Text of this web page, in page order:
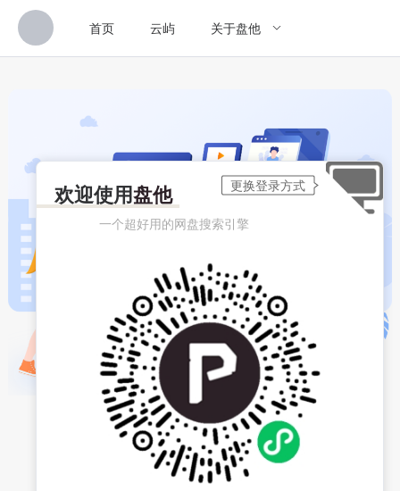
首页 云屿 关于盘他
欢迎使用盘他
一个超好用的网盘搜索引擎